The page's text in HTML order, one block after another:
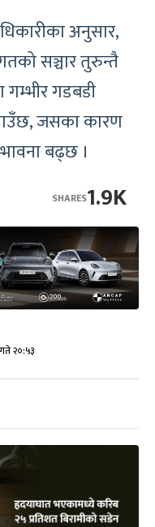
अनुसार,
सञ्चार तुरुन्तै
गडबडी
जसका कारण
बढ्छ ।
1.9K
SHARES
२०:५३